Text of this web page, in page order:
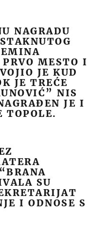
NAGRADU
MESTO I
JE KUD
JE TREĆE
NIS
JE I
TOPOLE.
SU
I ODNOSE S